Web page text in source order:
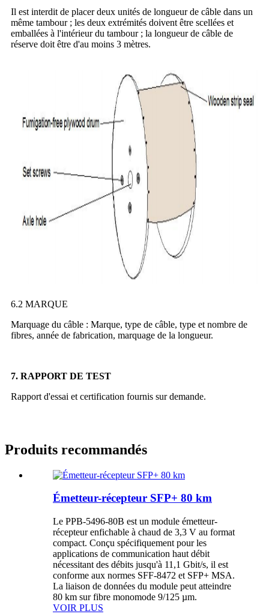
Il est interdit de placer deux unités de longueur de câble dans un
même tambour ; les deux extrémités doivent être scellées et
emballées à l'intérieur du tambour ; la longueur de câble de
réserve doit être d'au moins 3 mètres.
6.2 MARQUE
Marquage du câble : Marque, type de câble, type et nombre de
fibres, année de fabrication, marquage de la longueur.
7. RAPPORT DE TEST
Rapport d'essai et certification fournis sur demande.
Produits recommandés
Émetteur-récepteur SFP+ 80 km
Le PPB-5496-80B est un module émetteur-
récepteur enfichable à chaud de 3,3 V au format
compact. Conçu spécifiquement pour les
applications de communication haut débit
nécessitant des débits jusqu'à 11,1 Gbit/s, il est
conforme aux normes SFF-8472 et SFP+ MSA.
La liaison de données du module peut atteindre
80 km sur fibre monomode 9/125 µm.
VOIR PLUS